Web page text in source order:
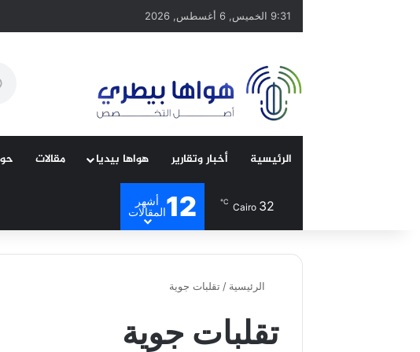
9:31 الخميس, 6 أغسطس, 2026
الرئيسية أخبار وتقارير هواها بيديا مقالات
Cairo 32
℃
12
أشهر
المقالات
الرئيسية / تقلبات جوية
تقلبات جوية